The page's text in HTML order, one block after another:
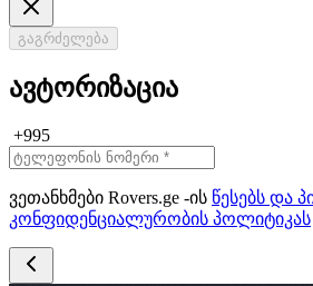
გაგრძელება
ავტორიზაცია
+995
ვეთანხმები Rovers.ge -ის წესებს და
კონფიდენციალურობის პოლიტიკას